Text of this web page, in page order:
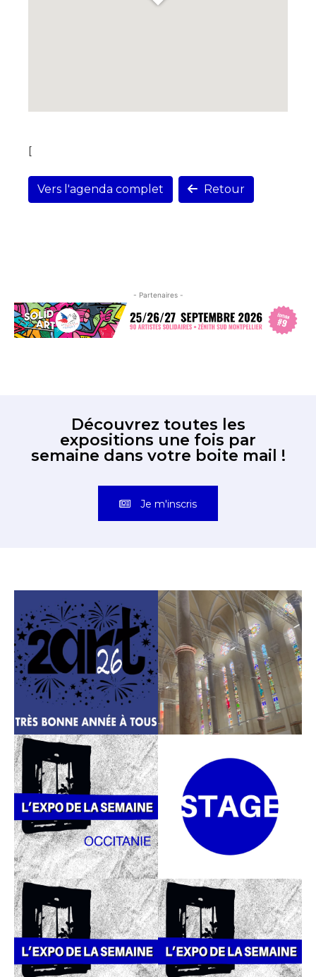
[
Vers l'agenda complet Retour
- Partenaires -
Découvrez toutes les
expositions une fois par
semaine dans votre boite mail !
Je m'inscris